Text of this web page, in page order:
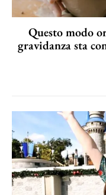
Questo modo
gravidanza sta